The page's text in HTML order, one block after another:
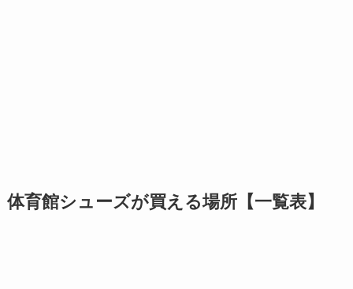
体育館シューズが買える場所【一覧表】